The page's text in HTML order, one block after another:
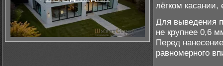
лёгком
Для выведения
не крупнее 0,6
Перед
равномерного